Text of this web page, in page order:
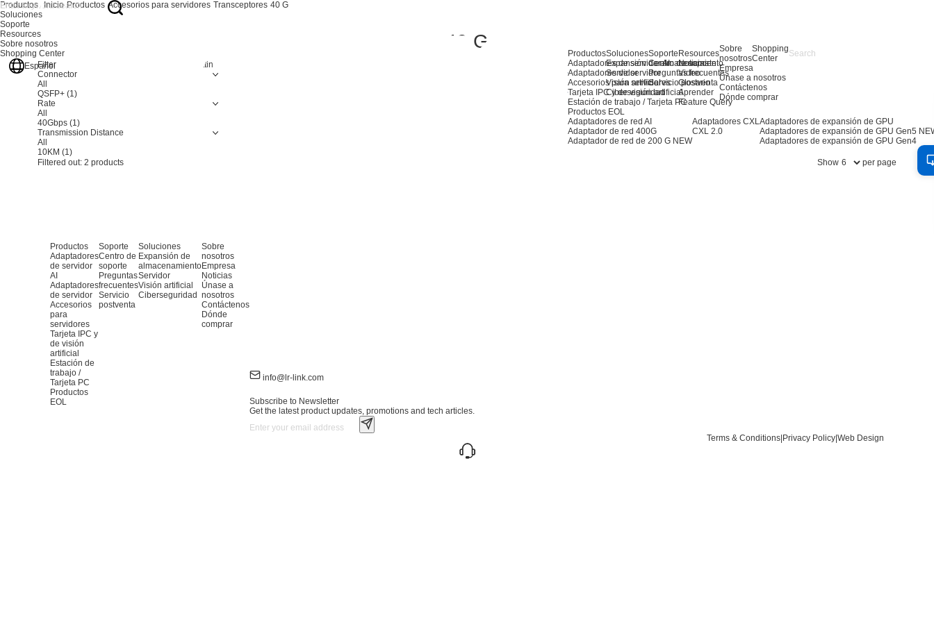
Productos
Adaptadores de servidor AI
Adaptadores de servidor
Accesorios para servidores
Tarjeta IPC y de visión artificial
Estación de trabajo / Tarjeta PC
Productos EOL
Adaptadores de red AI
Adaptador de red 400G
Adaptador de red de 200 G NEW
Adaptadores CXL
CXL 2.0
Adaptadores de expansión de GPU
Adaptadores de expansión de GPU Gen5
Adaptadores de expansión de GPU Gen4
Soluciones
Expansión de almacenamiento
Servidor
Visión artificial
Ciberseguridad
Soporte
Centro de soporte
Preguntas frecuentes
Servicio postventa
Resources
Noticias
Video
Glosario
Aprender
Feature Query
Sobre
nosotros
Empresa
Únase a nosotros
Contáctenos
Dónde comprar
Shopping
Center
Productos
Soluciones
Soporte
Resources
Sobre nosotros
Shopping Center
Español
Inicio Productos Accesorios para servidores Transceptores 40 G
40 G
Filter
Resetting
Connector
All
QSFP+ (1)
Rate
All
40Gbps (1)
Transmission Distance
All
10KM (1)
Filtered out: 2 products Show per page
Productos
Adaptadores
de servidor
AI
Adaptadores
de servidor
Accesorios
para
servidores
Tarjeta IPC y
de visión
artificial
Estación de
trabajo /
Tarjeta PC
Productos
EOL
Soporte
Centro de
soporte
Preguntas
frecuentes
Servicio
postventa
Soluciones
Expansión de
almacenamiento
Servidor
Visión artificial
Ciberseguridad
Sobre
nosotros
Empresa
Noticias
Únase a
nosotros
Contáctenos
Dónde
comprar
info@lr-link.com
Subscribe to Newsletter
Get the latest product updates, promotions and tech articles.
Terms & Conditions Privacy Policy Web Design